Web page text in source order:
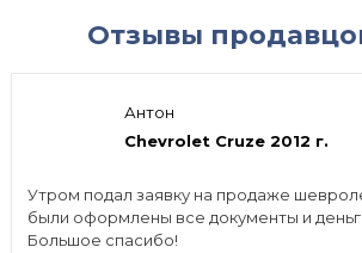
Отзывы
Антон
Chevrolet Cruze 2012 г.
Утром подал заявку на продаже
были оформлены все документы и
Большое спасибо!